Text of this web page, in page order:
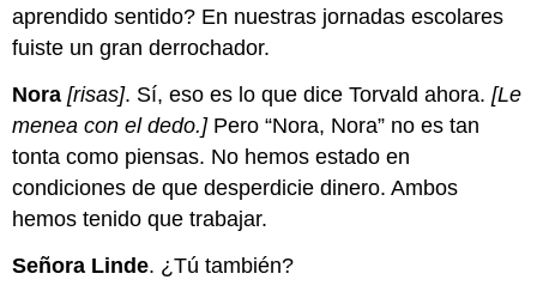
aprendido sentido? En nuestras jornadas escolares
fuiste un gran derrochador.
Nora [risas]. Sí, eso es lo que dice Torvald ahora.[Le
menea con el dedo.] Pero “Nora, Nora” no es tan
tonta como piensas. No hemos estado en
condiciones de que desperdicie dinero. Ambos
hemos tenido que trabajar.
Señora Linde. ¿Tú también?